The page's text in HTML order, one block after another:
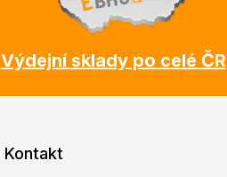
Výdejní sklady po celé ČR
Kontakt